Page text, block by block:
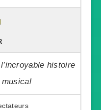
histoire